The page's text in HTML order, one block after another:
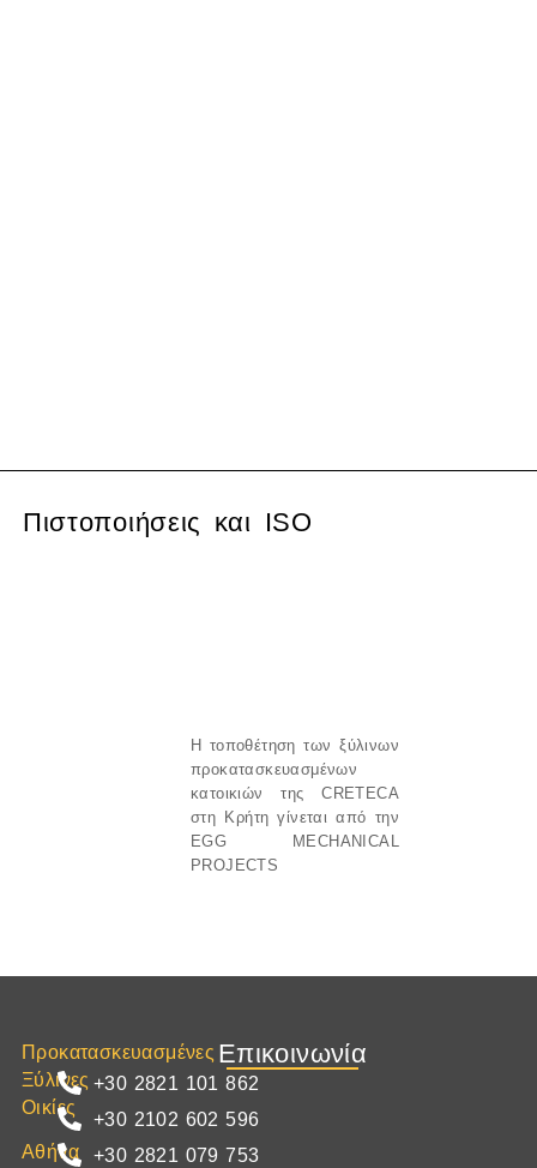
Πιστοποιήσεις και ISO
Η τοποθέτηση των ξύλινων
προκατασκευασμένων
κατοικιών τηςCRETECA
στη Κρήτη γίνεται από την
EGG MECHANICAL
PROJECTS
Προκατασκευασμένες
Ξύλινες
Οικίες
Αθήνα
Επικοινωνία
+30 2821 101 862
+30 2102 602 596
+30 2821 079 753